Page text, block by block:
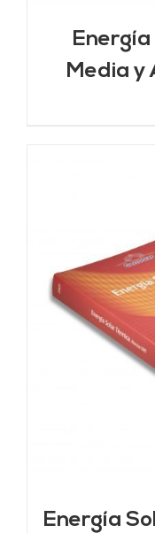
Energía
Media y
Energía